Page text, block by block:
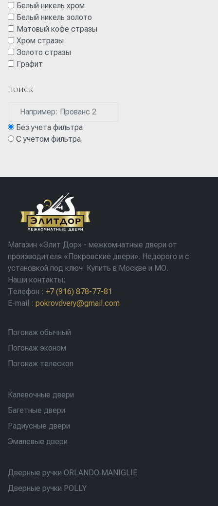
Белый никель хром
Белый никель золото
Матовый кофе стразы
Хром стразы
Золото стразы
Графит
ПОИСК
Без учета фильтра
С учетом фильтра
Магазин «Элит Дор» - межкомнатные двери от
производителя «Покровские двери». Недорого и с
установкой под ключ. Купить в Москве и МО.
Наши контакты:
Телефон : +7 (916) 878-77-81
E-mail : pokrovdvery@gmail.com
Погонаж обычный
Погонаж эконом
Погонаж телескоп
Калевочные двери
Багетные двери
Радиусные двери
Эмалевые двери
Дверные ручки ORLANDO MANIGLIE
Дверные ручки POLLY